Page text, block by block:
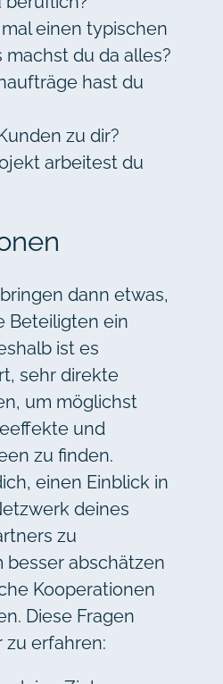
einen typischen
machst du da alles?
hast du
zu dir?
arbeitest du
dann etwas,
Beteiligten ein
ist es
sehr direkte
um möglichst
und
zu finden.
einen Einblick in
deines
zu
besser abschätzen
Kooperationen
Diese Fragen
zu erfahren: